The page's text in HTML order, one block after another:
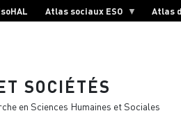
Atlas sociaux ESO Atlas
SOCIÉTÉS
en Sciences Humaines et Sociales